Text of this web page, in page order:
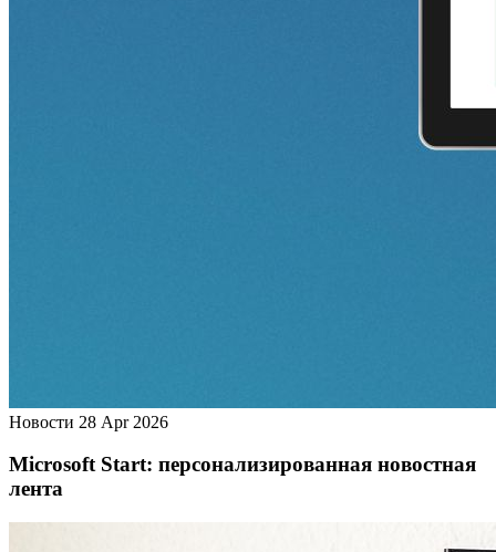
Новости 28 Apr 2026
Microsoft Start: персонализированная новостная
лента